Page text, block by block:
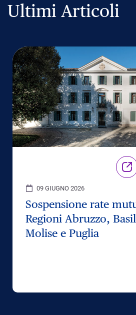
Ultimi Articoli
09 GIUGNO 2026
Sospensione rate
Regioni Abruzzo,
Molise e Puglia